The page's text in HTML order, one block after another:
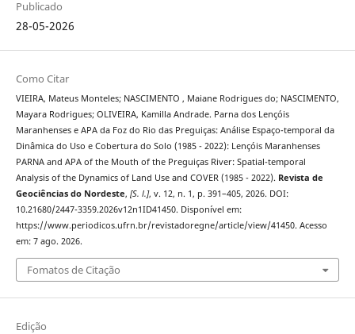
Publicado
28-05-2026
Como Citar
VIEIRA, Mateus Monteles; NASCIMENTO , Maiane Rodrigues do; NASCIMENTO,
Mayara Rodrigues; OLIVEIRA, Kamilla Andrade. Parna dos Lençóis
Maranhenses e APA da Foz do Rio das Preguiças: Análise Espaço-temporal da
Dinâmica do Uso e Cobertura do Solo (1985 - 2022): Lençóis Maranhenses
PARNA and APA of the Mouth of the Preguiças River: Spatial-temporal
Analysis of the Dynamics of Land Use and COVER (1985 - 2022). Revista de
Geociências do Nordeste, [S. l.], v. 12, n. 1, p. 391–405, 2026. DOI:
10.21680/2447-3359.2026v12n1ID41450. Disponível em:
https://www.periodicos.ufrn.br/revistadoregne/article/view/41450. Acesso
em: 7 ago. 2026.
Fomatos de Citação
Edição